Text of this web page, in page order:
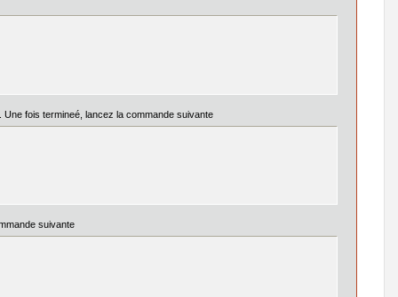
fois termineé, lancez la commande suivante
suivante